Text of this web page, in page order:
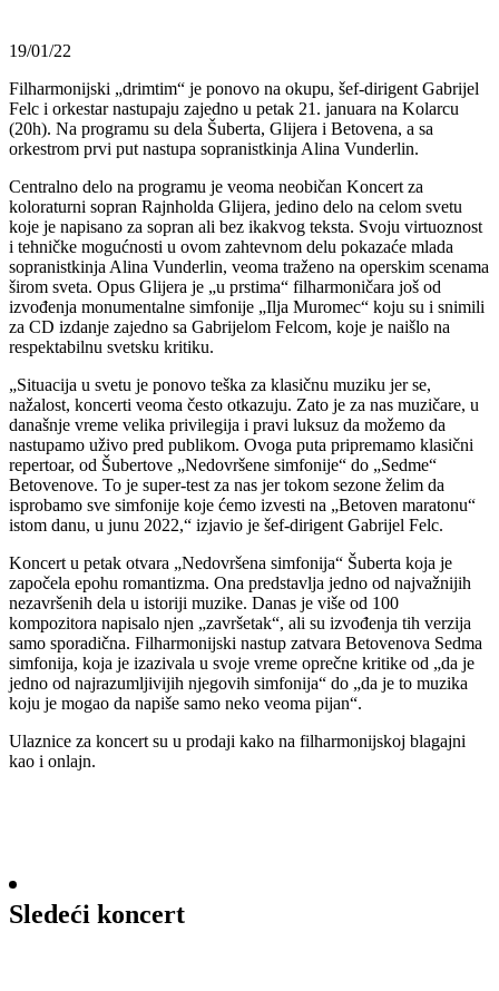
19/01/22
Filharmonijski „drimtim“ je ponovo na okupu, šef-dirigent Gabrijel
Felc i orkestar nastupaju zajedno u petak 21. januara na Kolarcu
(20h). Na programu su dela Šuberta, Glijera i Betovena, a sa
orkestrom prvi put nastupa sopranistkinja Alina Vunderlin.
Centralno delo na programu je veoma neobičan Koncert za
koloraturni sopran Rajnholda Glijera, jedino delo na celom svetu
koje je napisano za sopran ali bez ikakvog teksta. Svoju virtuoznost
i tehničke mogućnosti u ovom zahtevnom delu pokazaće mlada
sopranistkinja Alina Vunderlin, veoma traženo na operskim scenama
širom sveta. Opus Glijera je „u prstima“ filharmoničara još od
izvođenja monumentalne simfonije „Ilja Muromec“ koju su i snimili
za CD izdanje zajedno sa Gabrijelom Felcom, koje je naišlo na
respektabilnu svetsku kritiku.
„Situacija u svetu je ponovo teška za klasičnu muziku jer se,
nažalost, koncerti veoma često otkazuju. Zato je za nas muzičare, u
današnje vreme velika privilegija i pravi luksuz da možemo da
nastupamo uživo pred publikom. Ovoga puta pripremamo klasični
repertoar, od Šubertove „Nedovršene simfonije“ do „Sedme“
Betovenove. To je super-test za nas jer tokom sezone želim da
isprobamo sve simfonije koje ćemo izvesti na „Betoven maratonu“
istom danu, u junu 2022,“ izjavio je šef-dirigent Gabrijel Felc.
Koncert u petak otvara „Nedovršena simfonija“ Šuberta koja je
započela epohu romantizma. Ona predstavlja jedno od najvažnijih
nezavršenih dela u istoriji muzike. Danas je više od 100
kompozitora napisalo njen „završetak“, ali su izvođenja tih verzija
samo sporadična. Filharmonijski nastup zatvara Betovenova Sedma
simfonija, koja je izazivala u svoje vreme oprečne kritike od „da je
jedno od najrazumljivijih njegovih simfonija“ do „da je to muzika
koju je mogao da napiše samo neko veoma pijan“.
Ulaznice za koncert su u prodaji kako na filharmonijskoj blagajni
kao i onlajn.
Sledeći koncert